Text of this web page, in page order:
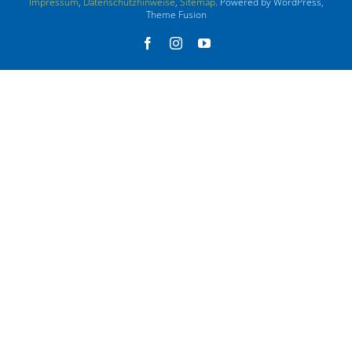
Theme Fusion
FacebookInstagramYouTube